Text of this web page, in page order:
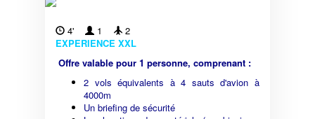
4' 1
2
EXPERIENCE XXL
Offre valable pour 1 personne, comprenant :
2 vols équivalents à 4 sauts d'avion à
4000m
Un briefing de sécurité